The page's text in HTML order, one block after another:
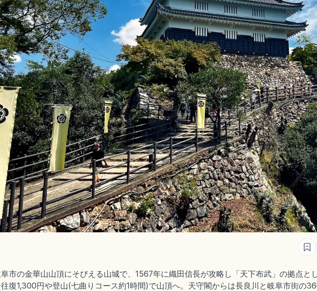
市の金華山山頂にそびえる山城で、1567年に織田信長が攻略し「天下布武」の拠点と
復1,300円や登山(七曲りコース約1時間)で山頂へ。天守閣からは長良川と岐阜市街の